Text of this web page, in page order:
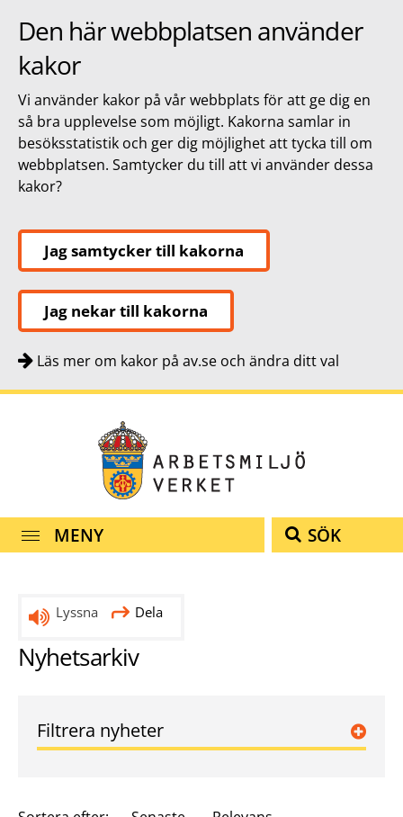
Den här webbplatsen använder
kakor
Vi använder kakor på vår webbplats för att ge dig en
så bra upplevelse som möjligt. Kakorna samlar in
besöksstatistik och ger dig möjlighet att tycka till om
webbplatsen. Samtycker du till att vi använder dessa
kakor?
Jag samtycker till kakorna
Jag nekar till kakorna
Läs mer om kakor på av.se och ändra ditt val
MENY SÖK
Lyssna Dela
Nyhetsarkiv
Filtrera nyheter